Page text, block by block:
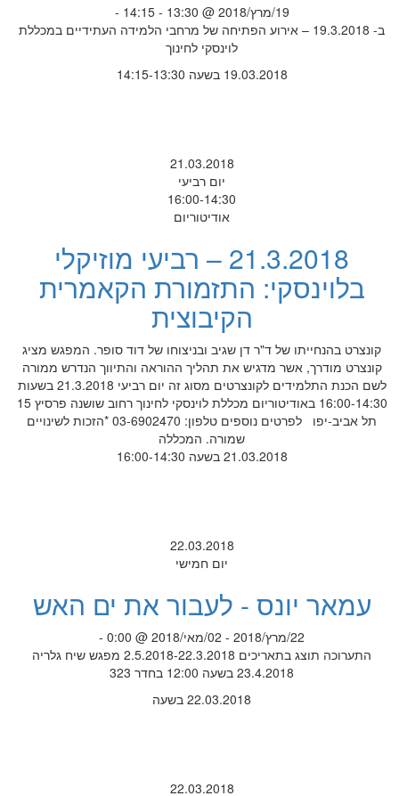
19/מרץ/2018 @ 13:30 - 14:15 -
ב- 19.3.2018 – אירוע הפתיחה של מרחבי הלמידה העתידיים במכללת
לוינסקי לחינוך
19.03.2018 בשעה 14:15-13:30
21.03.2018
יום רביעי
16:00-14:30
אודיטוריום
21.3.2018 – רביעי מוזיקלי
בלוינסקי: התזמורת הקאמרית
הקיבוצית
קונצרט בהנחייתו של ד"ר דן שגיב ובניצוחו של דוד סופר. המפגש מציג
קונצרט מודרך, אשר מדגיש את תהליך ההוראה והתיווך הנדרש ממורה
לשם הכנת התלמידים לקונצרטים מסוג זה יום רביעי 21.3.2018 בשעות
16:00-14:30 באודיטוריום מכללת לוינסקי לחינוך רחוב שושנה פרסיץ 15
תל אביב-יפו לפרטים נוספים טלפון: 03-6902470 *הזכות לשינויים
שמורה. המכללה
21.03.2018 בשעה 16:00-14:30
22.03.2018
יום חמישי
עמאר יונס - לעבור את ים האש
22/מרץ/2018 - 02/מאי/2018 @ 0:00 -
התערוכה תוצג בתאריכים 2.5.2018-22.3.2018 מפגש שיח גלריה
23.4.2018 בשעה 12:00 בחדר 323
22.03.2018 בשעה
22.03.2018